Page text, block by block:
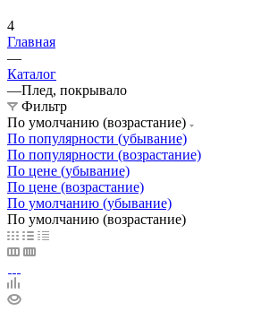
4
Главная
—
Каталог
—Плед, покрывало
Фильтр
По умолчанию (возрастание)
По популярности (убывание)
По популярности (возрастание)
По цене (убывание)
По цене (возрастание)
По умолчанию (убывание)
По умолчанию (возрастание)